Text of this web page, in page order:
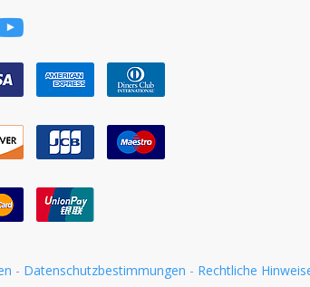
- Datenschutzbestimmungen - Rechtliche